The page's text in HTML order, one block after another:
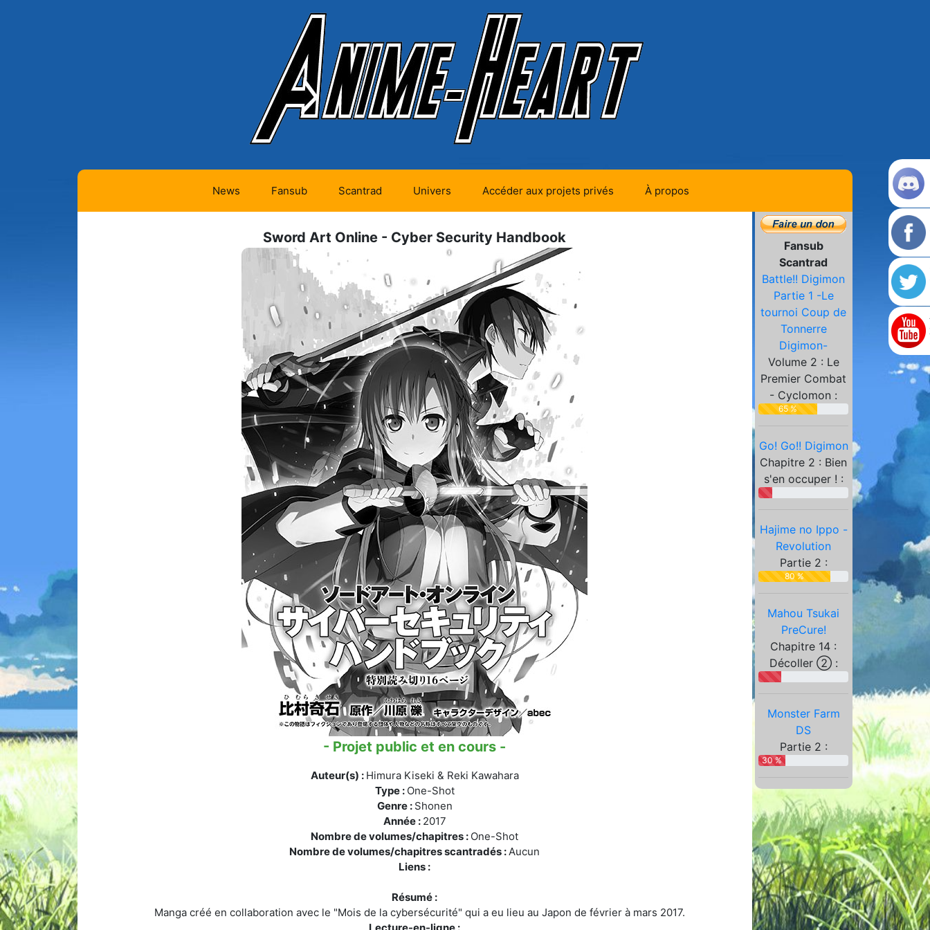
News Fansub
Animes en cours (1)
Animes terminés
Animes licenciés
(256)
Animes abandonnés
(13)
Tous les animes (604)
Scantrad
(Privés) (4)
Mangas en cours
(Publics) (11)
Mangas terminés
(Privés) (132)
Mangas terminés
(Publics) (88)
Mangas en pause (7)
Mangas licenciés (19)
Mangas abandonnés
(0)
Tous les mangas
(273)
Univers Accéder aux projets privés À propos
Fansub
Scantrad
Battle!! Digimon
Partie 1 -Le
tournoi Coup de
Tonnerre
Digimon-
Volume 2 : Le
Premier Combat
- Cyclomon :
65 %
Go! Go!! Digimon
Chapitre 2 : Bien
s'en occuper ! :
Hajime no Ippo -
Revolution
Partie 2 :
80 %
Mahou Tsukai
PreCure!
Chapitre 14 :
Décoller ② :
Monster Farm
DS
Partie 2 :
30 %
Sword Art Online - Cyber Security Handbook
- Projet public et en cours -
Auteur(s) : Himura Kiseki & Reki Kawahara
Type : One-Shot
Genre : Shonen
Année : 2017
Nombre de volumes/chapitres : One-Shot
Nombre de volumes/chapitres scantradés :Aucun
Liens :
Résumé :
Manga créé en collaboration avec le "Mois de la cybersécurité" qui a eu lieu au Japon de février à mars 2017.